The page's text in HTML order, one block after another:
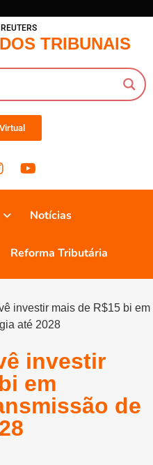
TRIBUNAIS
Notícias
Reforma Tributária
investir mais de R$15 bi em
até 2028
investir
em
de